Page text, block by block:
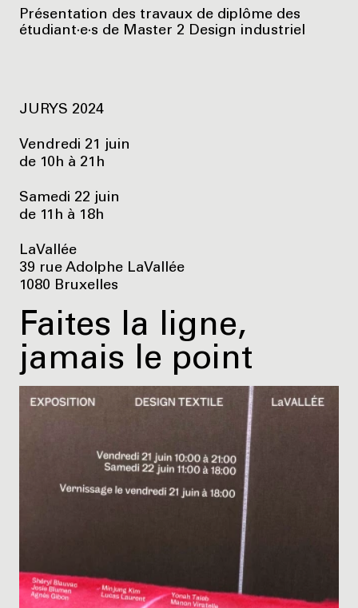
Présentation des travaux de diplôme des
étudiant·e·s de Master 2 Design industriel
JURYS 2024
Vendredi 21 juin
de 10h à 21h
Samedi 22 juin
de 11h à 18h
LaVallée
39 rue Adolphe LaVallée
1080 Bruxelles
Faites la ligne,
jamais le point